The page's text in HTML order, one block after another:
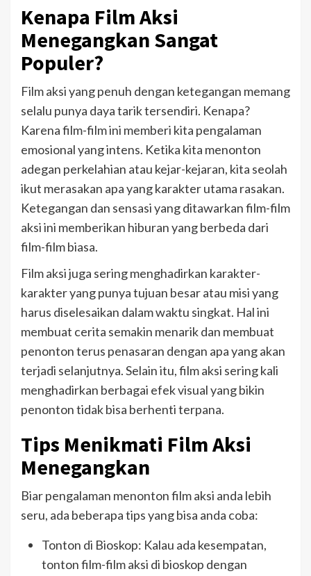
Kenapa Film Aksi
Menegangkan Sangat
Populer?
Film aksi yang penuh dengan ketegangan memang
selalu punya daya tarik tersendiri. Kenapa?
Karena film-film ini memberi kita pengalaman
emosional yang intens. Ketika kita menonton
adegan perkelahian atau kejar-kejaran, kita seolah
ikut merasakan apa yang karakter utama rasakan.
Ketegangan dan sensasi yang ditawarkan film-film
aksi ini memberikan hiburan yang berbeda dari
film-film biasa.
Film aksi juga sering menghadirkan karakter-
karakter yang punya tujuan besar atau misi yang
harus diselesaikan dalam waktu singkat. Hal ini
membuat cerita semakin menarik dan membuat
penonton terus penasaran dengan apa yang akan
terjadi selanjutnya. Selain itu, film aksi sering kali
menghadirkan berbagai efek visual yang bikin
penonton tidak bisa berhenti terpana.
Tips Menikmati Film Aksi
Menegangkan
Biar pengalaman menonton film aksi anda lebih
seru, ada beberapa tips yang bisa anda coba:
Tonton di Bioskop: Kalau ada kesempatan,
tonton film-film aksi di bioskop dengan